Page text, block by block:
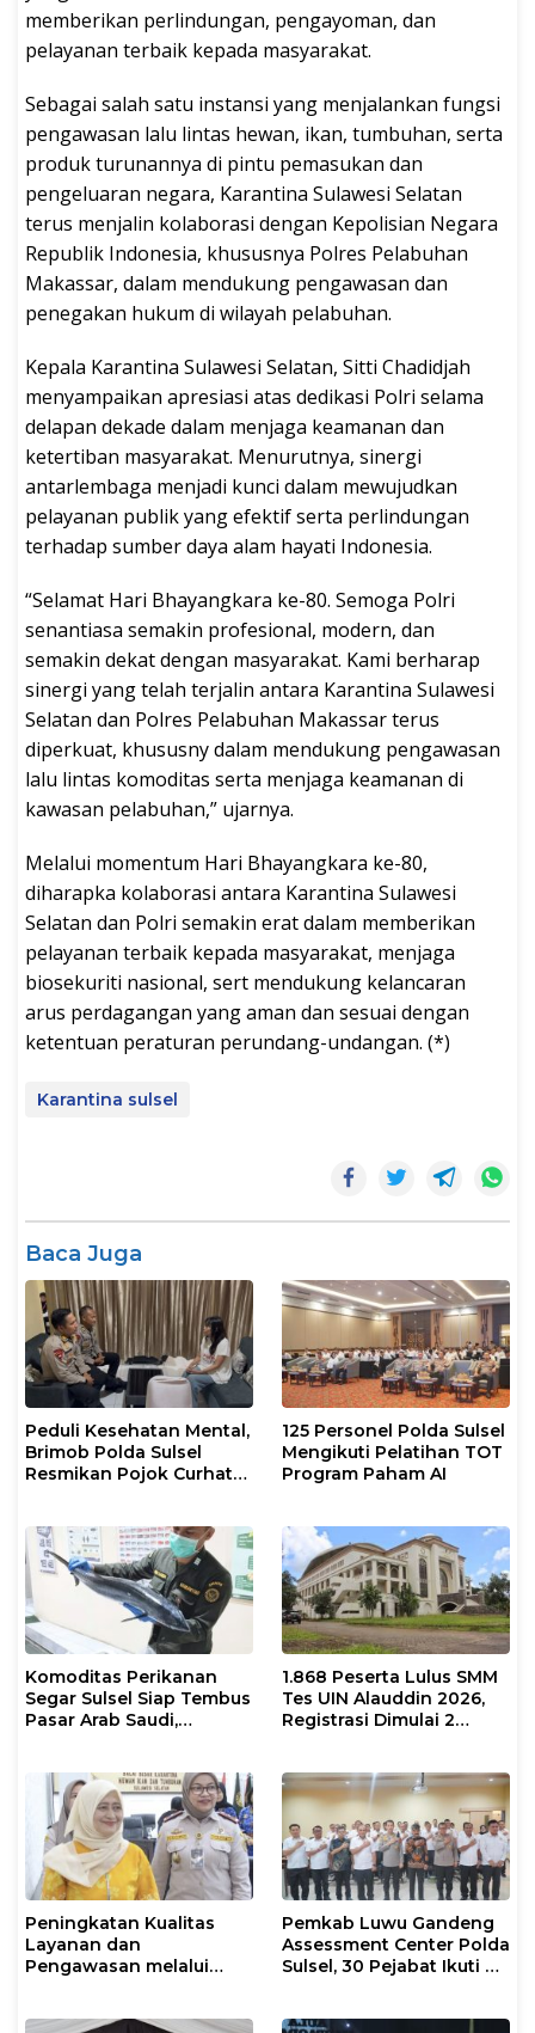
memberikan perlindungan, pengayoman, dan
pelayanan terbaik kepada masyarakat.
Sebagai salah satu instansi yang menjalankan fungsi
pengawasan lalu lintas hewan, ikan, tumbuhan, serta
produk turunannya di pintu pemasukan dan
pengeluaran negara, Karantina Sulawesi Selatan
terus menjalin kolaborasi dengan Kepolisian Negara
Republik Indonesia, khususnya Polres Pelabuhan
Makassar, dalam mendukung pengawasan dan
penegakan hukum di wilayah pelabuhan.
Kepala Karantina Sulawesi Selatan, Sitti Chadidjah
menyampaikan apresiasi atas dedikasi Polri selama
delapan dekade dalam menjaga keamanan dan
ketertiban masyarakat. Menurutnya, sinergi
antarlembaga menjadi kunci dalam mewujudkan
pelayanan publik yang efektif serta perlindungan
terhadap sumber daya alam hayati Indonesia.
“Selamat Hari Bhayangkara ke-80. Semoga Polri
senantiasa semakin profesional, modern, dan
semakin dekat dengan masyarakat. Kami berharap
sinergi yang telah terjalin antara Karantina Sulawesi
Selatan dan Polres Pelabuhan Makassar terus
diperkuat, khususny dalam mendukung pengawasan
lalu lintas komoditas serta menjaga keamanan di
kawasan pelabuhan,” ujarnya.
Melalui momentum Hari Bhayangkara ke-80,
diharapka kolaborasi antara Karantina Sulawesi
Selatan dan Polri semakin erat dalam memberikan
pelayanan terbaik kepada masyarakat, menjaga
biosekuriti nasional, sert mendukung kelancaran
arus perdagangan yang aman dan sesuai dengan
ketentuan peraturan perundang-undangan. (*)
Karantina sulsel
Baca Juga
Peduli Kesehatan Mental,
Brimob Polda Sulsel
Resmikan Pojok Curhat
125 Personel Polda Sulsel
Mengikuti Pelatihan TOT
Program Paham AI
Komoditas Perikanan
Segar Sulsel Siap Tembus
Pasar Arab Saudi,
1.868 Peserta Lulus SMM
Tes UIN Alauddin 2026,
Registrasi Dimulai 2
Peningkatan Kualitas
Layanan dan
Pengawasan melalui
Pemkab Luwu Gandeng
Assessment Center Polda
Sulsel, 30 Pejabat Ikuti Uji